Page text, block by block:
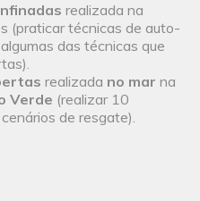
realizada na
(praticar técnicas de auto-
das técnicas que
realizada no mar na
Verde (realizar 10
de resgate).